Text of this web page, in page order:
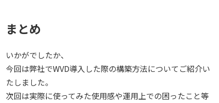
まとめ
いかがでしたか、
今回は弊社でWVD導入した際の構築方法についてご紹介い
たしました。
次回は実際に使ってみた使用感や運用上での困ったこと等